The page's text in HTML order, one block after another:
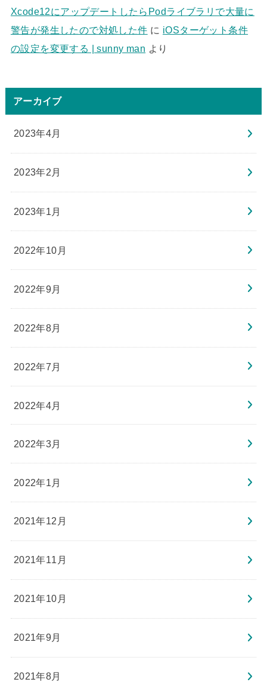
Xcode12にアップデートしたらPodライブラリで大量に
警告が発生したので対処した件 に iOSターゲット条件
の設定を変更する | sunny man より
アーカイブ
2023年4月
2023年2月
2023年1月
2022年10月
2022年9月
2022年8月
2022年7月
2022年4月
2022年3月
2022年1月
2021年12月
2021年11月
2021年10月
2021年9月
2021年8月